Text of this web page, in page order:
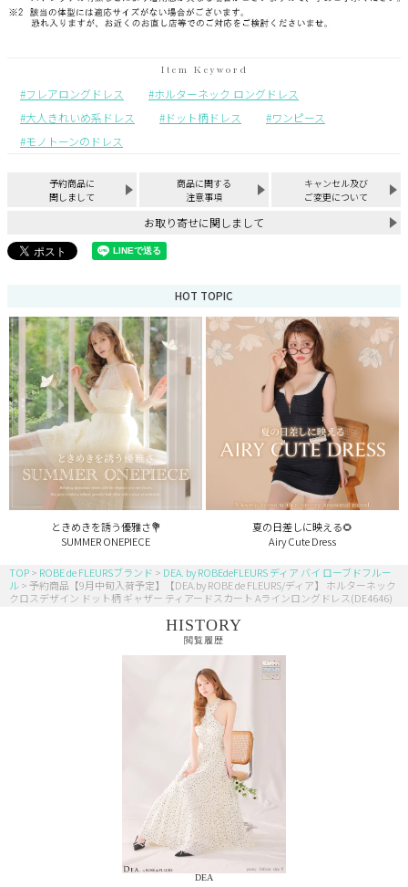
フレアロングドレス
ホルターネック ロングドレス
大人きれいめ系ドレス
ドット柄ドレス
ワンピース
モノトーンのドレス
予約商品に
関しまして
商品に関する
注意事項
キャンセル及び
ご変更について
お取り寄せに関しまして
HOT TOPIC
ときめきを誘う優雅さ💐
SUMMER ONEPIECE
夏の日差しに映える🌻
Airy Cute Dress
TOP ROBE de FLEURSブランド
DEA. by ROBEdeFLEURS ディア バイ ローブドフルー
ル
予約商品【9月中旬入荷予定】【DEA.by ROBE de FLEURS/ディア】 ホルターネック
クロスデザイン ドット柄 ギャザー ティアードスカート Aラインロングドレス(DE4646)
HISTORY
閲覧履歴
DEA